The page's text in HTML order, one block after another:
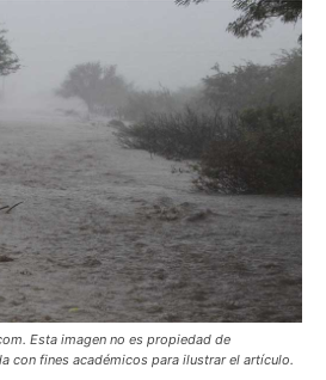
Esta imagen no es propiedad de
con fines académicos para ilustrar el artículo.